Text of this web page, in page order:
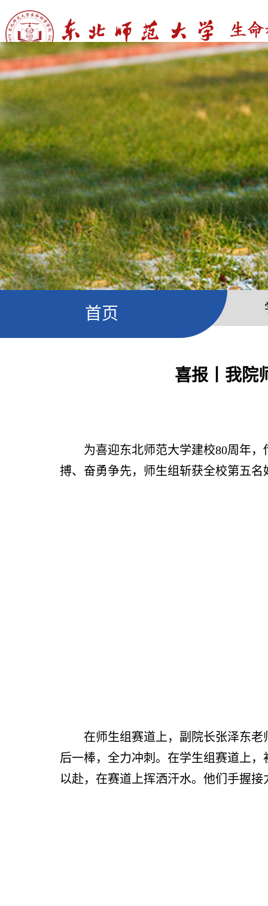
首页
喜报丨我院
为喜迎东北师范大学建校80周年，
搏、奋勇争先，师生组斩获全校第五
在师生组赛道上，副院长张泽东
后一棒，全力冲刺。在学生组赛道上
以赴，在赛道上挥洒汗水。他们手握